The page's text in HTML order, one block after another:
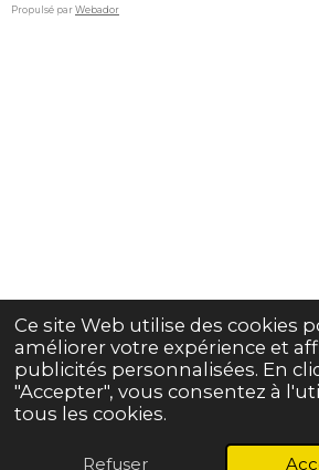
Ce site Web utilise des cookies
améliorer votre expérience et
publicités personnalisées. En
"Accepter", vous consentez à
tous les cookies.
Refuser
Propulsé par Webador